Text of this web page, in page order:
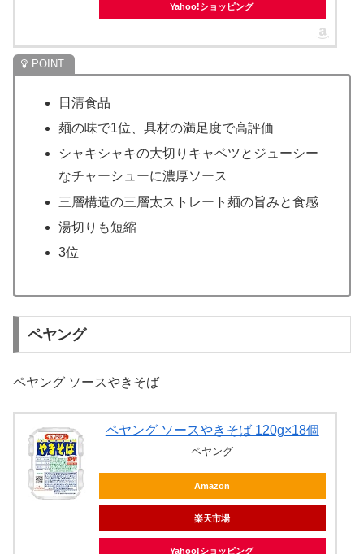
Yahoo!ショッピング
日清食品
麺の味で1位、具材の満足度で高評価
シャキシャキの大切りキャベツとジューシー
なチャーシューに濃厚ソース
三層構造の三層太ストレート麺の旨みと食感
湯切りも短縮
3位
ペヤング
ペヤング ソースやきそば
ペヤング ソースやきそば 120g×18個
ペヤング
Amazon
楽天市場
Yahoo!ショッピング